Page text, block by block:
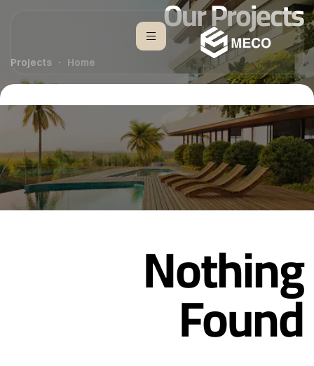
Our Projects
Home
Projects
Nothing
Found